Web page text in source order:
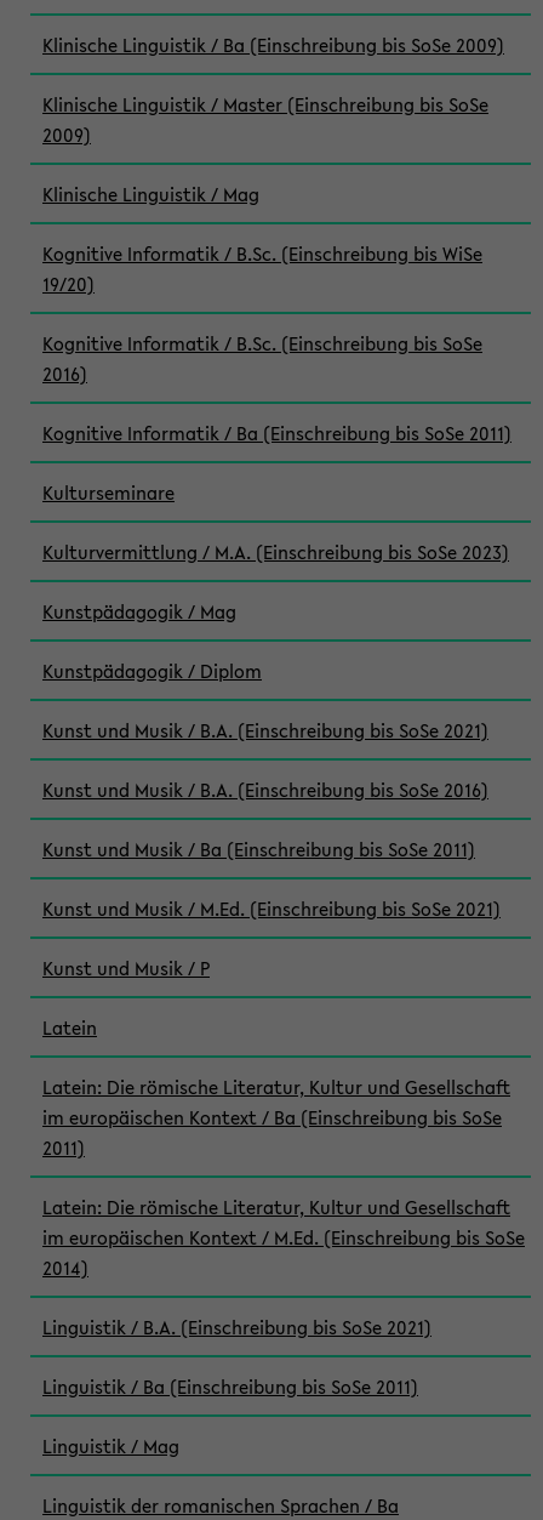
Klinische Linguistik / Ba (Einschreibung bis SoSe 2009)
Klinische Linguistik / Master (Einschreibung bis SoSe
2009)
Klinische Linguistik / Mag
Kognitive Informatik / B.Sc. (Einschreibung bis WiSe
19/20)
Kognitive Informatik / B.Sc. (Einschreibung bis SoSe
2016)
Kognitive Informatik / Ba (Einschreibung bis SoSe 2011)
Kulturseminare
Kulturvermittlung / M.A. (Einschreibung bis SoSe 2023)
Kunstpädagogik / Mag
Kunstpädagogik / Diplom
Kunst und Musik / B.A. (Einschreibung bis SoSe 2021)
Kunst und Musik / B.A. (Einschreibung bis SoSe 2016)
Kunst und Musik / Ba (Einschreibung bis SoSe 2011)
Kunst und Musik / M.Ed. (Einschreibung bis SoSe 2021)
Kunst und Musik / P
Latein
Latein: Die römische Literatur, Kultur und Gesellschaft
im europäischen Kontext / Ba (Einschreibung bis SoSe
2011)
Latein: Die römische Literatur, Kultur und Gesellschaft
im europäischen Kontext / M.Ed. (Einschreibung bis SoSe
2014)
Linguistik / B.A. (Einschreibung bis SoSe 2021)
Linguistik / Ba (Einschreibung bis SoSe 2011)
Linguistik / Mag
Linguistik der romanischen Sprachen / Ba